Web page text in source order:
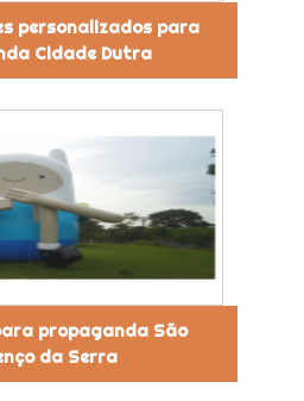
personalizados para
Cidade Dutra
propaganda São
da Serra